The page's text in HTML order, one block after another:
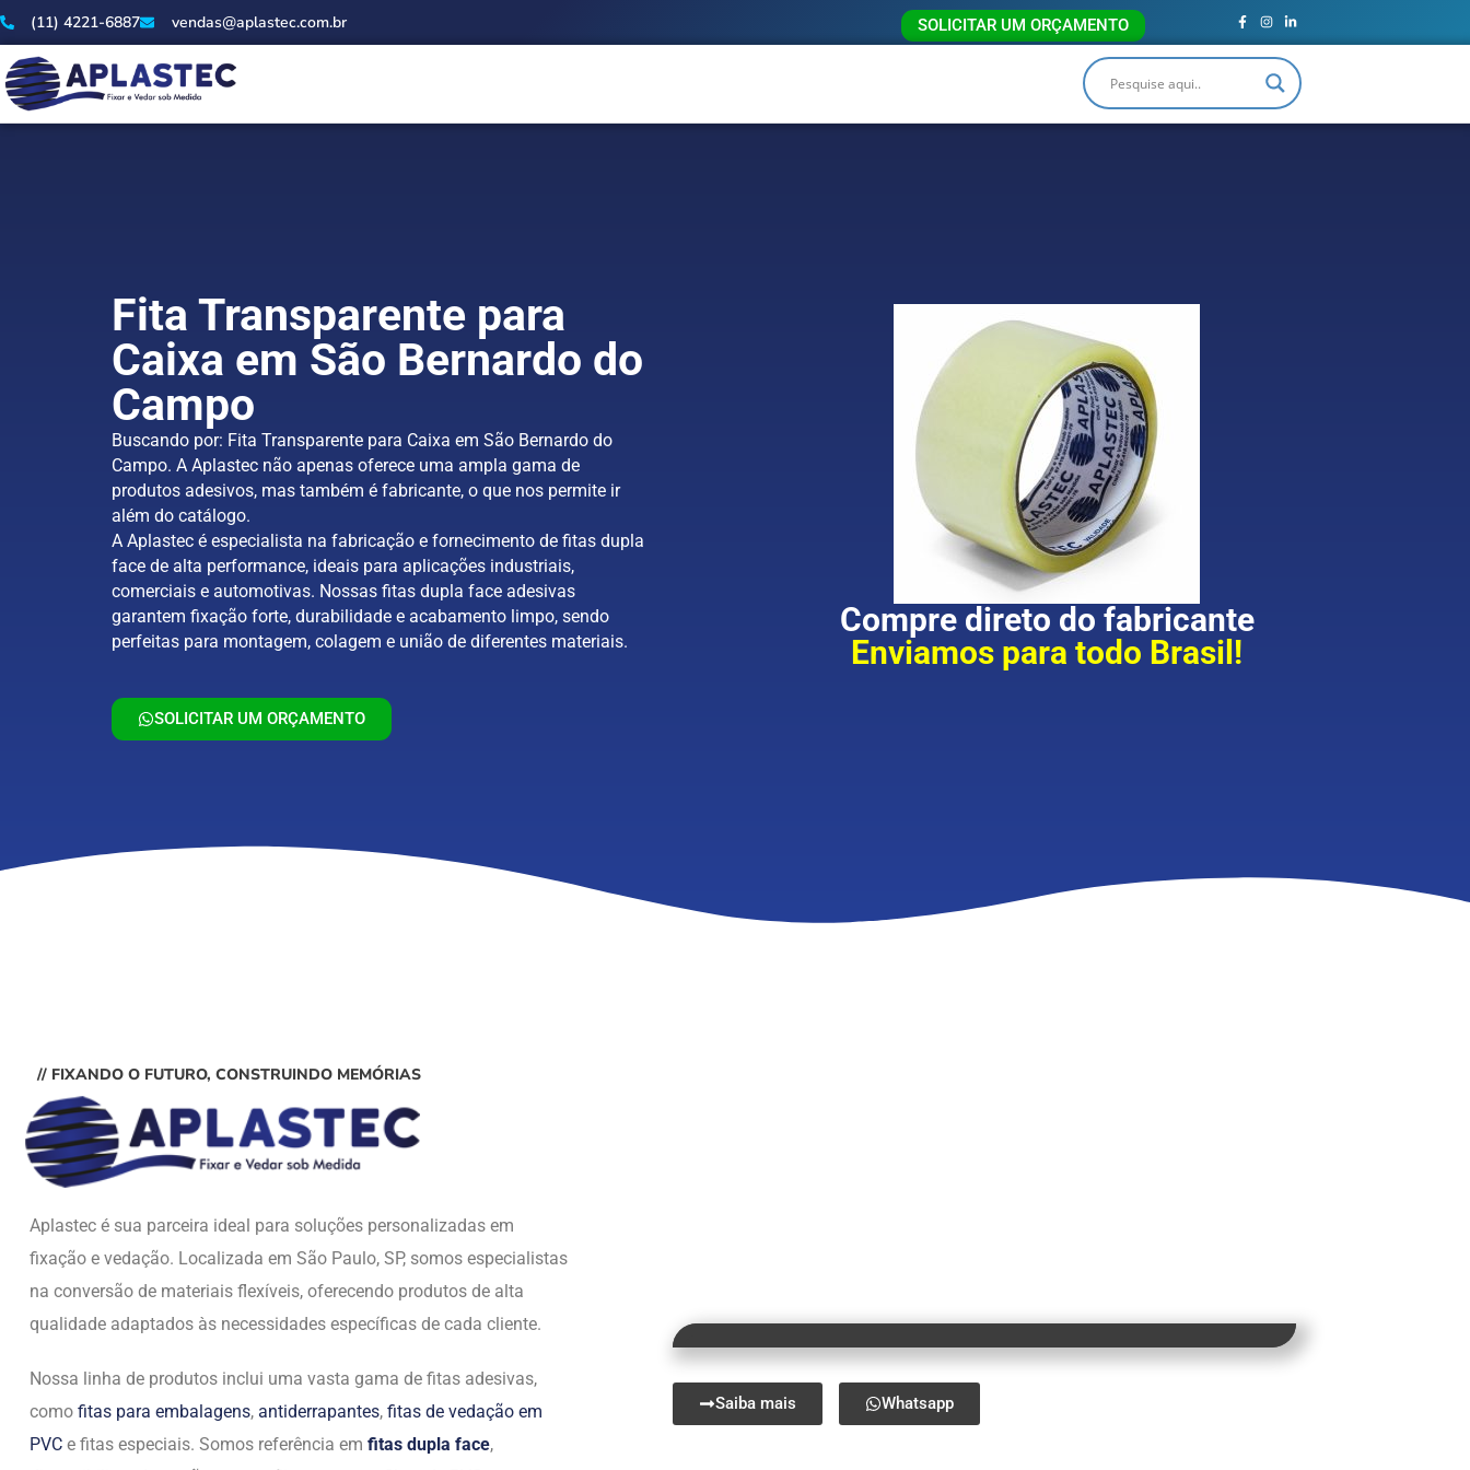
(11) 4221-6887 vendas@aplastec.com.br SOLICITAR UM ORÇAMENTO
Fita Transparente para
Caixa em São Bernardo do
Campo
Buscando por: Fita Transparente para Caixa em São Bernardo do
Campo. A Aplastec não apenas oferece uma ampla gama de
produtos adesivos, mas também é fabricante, o que nos permite ir
além do catálogo.
A Aplastec é especialista na fabricação e fornecimento de fitas dupla
face de alta performance, ideais para aplicações industriais,
comerciais e automotivas. Nossas fitas dupla face adesivas
garantem fixação forte, durabilidade e acabamento limpo, sendo
perfeitas para montagem, colagem e união de diferentes materiais.
SOLICITAR UM ORÇAMENTO
Compre direto do fabricante
Enviamos para todo Brasil!
// FIXANDO O FUTURO, CONSTRUINDO MEMÓRIAS
Aplastec é sua parceira ideal para soluções personalizadas em
fixação e vedação. Localizada em São Paulo, SP, somos especialistas
na conversão de materiais flexíveis, oferecendo produtos de alta
qualidade adaptados às necessidades específicas de cada cliente.
Nossa linha de produtos inclui uma vasta gama de fitas adesivas,
como fitas para embalagens, antiderrapantes, fitas de vedação em
PVC e fitas especiais. Somos referência em fitas dupla face,
Saiba mais Whatsapp